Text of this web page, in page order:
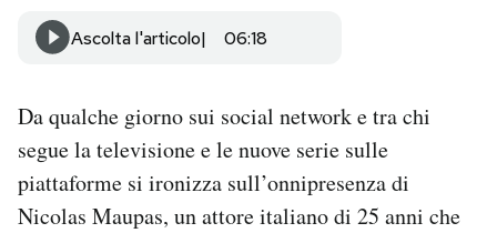
SHOP
Area Personale
Ascolta l'articolo 06:18
Da qualche giorno sui social network e tra chi
segue la televisione e le nuove serie sulle
piattaforme si ironizza sull’onnipresenza di
Nicolas Maupas, un attore italiano di 25 anni che